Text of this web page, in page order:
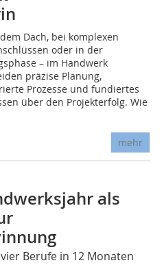
Dach, bei komplexen
oder in der
– im Handwerk
präzise Planung,
Prozesse und fundiertes
über den Projekterfolg. Wie
mehr
als
Berufe in 12 Monaten